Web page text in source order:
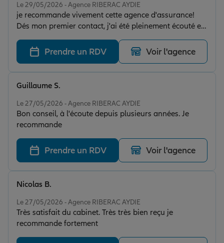
Le 29/05/2026 - Agence RIBERAC AYDIE
je recommande vivement cette agence d'assurance!
Dés mon premier contact, j'ai été pleinement écouté et
mes besoins ont été cernés. Le professionnalisme de
l'équipe est irréprochable. Mention spéciale à notre
agent, qui se montre toujours d'une grande
disponibilité et d'une efficacité remarquable pour
suivre mes dossiers. Une relation de confiance
Prendre un RDV Voir l'agence
Le 27/05/2026 - Agence RIBERAC AYDIE
Bon conseil, à l'écoute depuis plusieurs années. Je
recommande
Guillaume S.
Prendre un RDV Voir l'agence
Le 27/05/2026 - Agence RIBERAC AYDIE
Très satisfait du cabinet. Très très bien reçu je
recommande fortement
Nicolas B.